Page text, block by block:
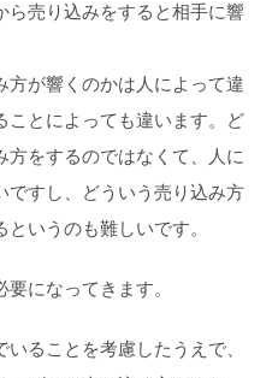
ら売り込みをすると相手に響
方が響くのかは人によって違
ことによっても違います。ど
方をするのではなくて、人に
ですし、どういう売り込み方
いうのも難しいです。
になってきます。
ることを考慮したうえで、